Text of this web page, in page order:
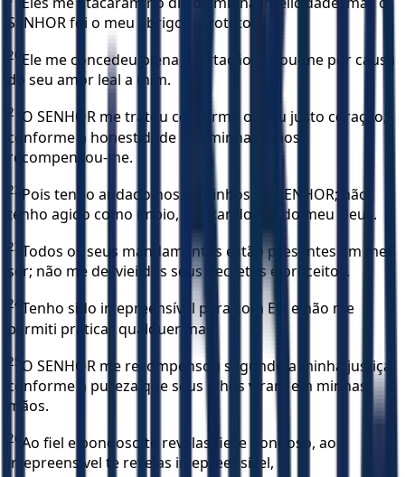
SENHOR foi o meu abrigo e protetor.
20 Ele me concedeu plena libertação; livrou-me por causa
do seu amor leal a mim.
21
O SENHOR me tratou conforme o meu justo coração;
conforme a honestidade das minhas mãos,
recompensou-me.
22 Pois tenho andado nos caminhos do SENHOR; não
tenho agido como ímpio, afastando-me do meu Deus.
23 Todos os seus mandamentos estão presentes em meu
ser; não me desviei dos seus decretos e preceitos.
24 Tenho sido irrepreensível para com Ele e não me
permiti praticar qualquer mal.
25 O SENHOR me recompensou segundo a minha justiça,
conforme a pureza que seus olhos viram em minhas
mãos.
26 Ao fiel e bondoso te revelas fiel e bondoso, ao
irrepreensível te revelas irrepreensível,